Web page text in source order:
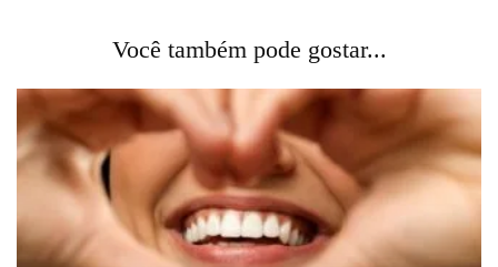
Você também pode gostar...